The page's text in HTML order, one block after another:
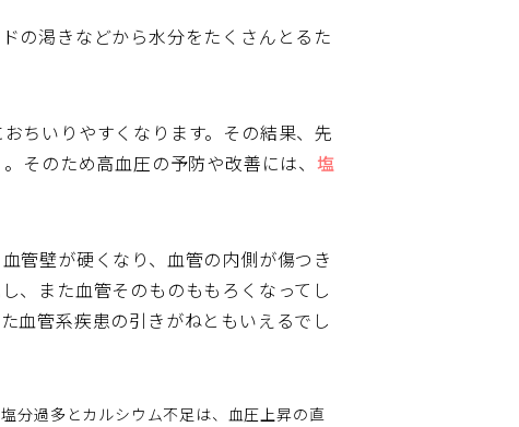
の渇きなどから水分をたくさんとるた
ちいりやすくなります。その結果、先
そのため高血圧の予防や改善には、 塩
管壁が硬くなり、血管の内側が傷つき
、また血管そのものももろくなってし
血管系疾患の引きがねともいえるでし
分過多とカルシウム不足は、血圧上昇の直